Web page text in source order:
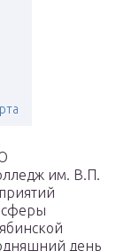
им. В.П.
сферы
день